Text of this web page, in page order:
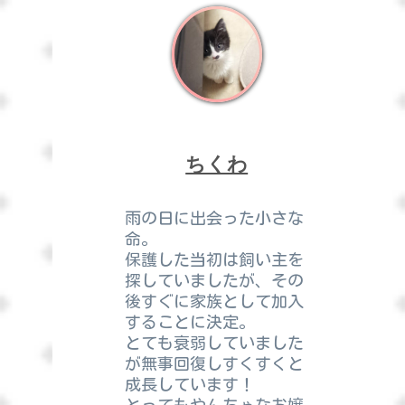
ちくわ
雨の日に出会った小さな
命。
保護した当初は飼い主を
探していましたが、その
後すぐに家族として加入
することに決定。
とても衰弱していました
が無事回復しすくすくと
成長しています！